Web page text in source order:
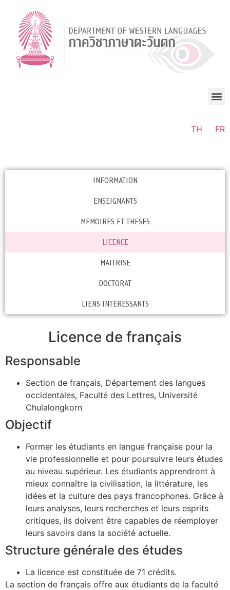
TH FR
INFORMATION
ENSEIGNANTS
MEMOIRES ET THESES
LICENCE
MAITRISE
DOCTORAT
LIENS INTERESSANTS
Licence de français
Responsable
Section de français, Département des langues
occidentales, Faculté des Lettres, Université
Chulalongkorn
Objectif
Former les étudiants en langue française pour la
vie professionnelle et pour poursuivre leurs études
au niveau supérieur. Les étudiants apprendront à
mieux connaître la civilisation, la littérature, les
idées et la culture des pays francophones. Grâce à
leurs analyses, leurs recherches et leurs esprits
critiques, ils doivent être capables de réemployer
leurs savoirs dans la société actuelle.
Structure générale des études
La licence est constituée de 71 crédits.
La section de français offre aux étudiants de la faculté